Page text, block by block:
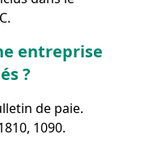
entreprise
?
de paie.
1090.